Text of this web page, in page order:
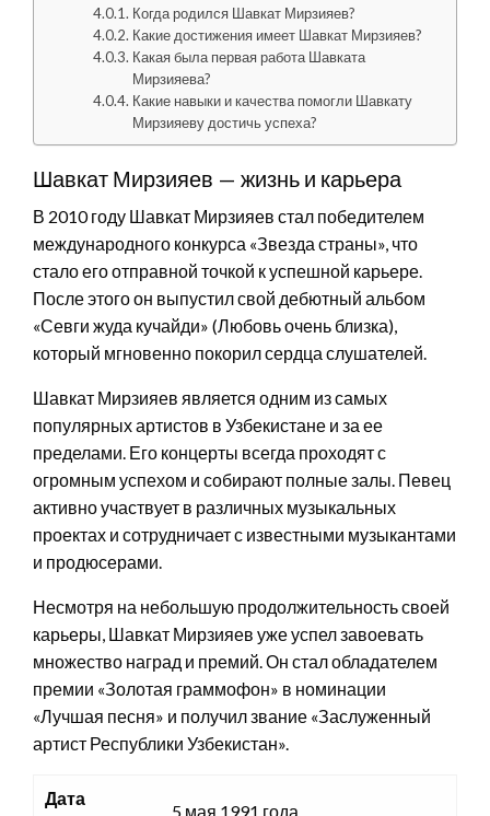
Когда родился Шавкат Мирзияев?
Какие достижения имеет Шавкат Мирзияев?
Какая была первая работа Шавката
Мирзияева?
Какие навыки и качества помогли Шавкату
Мирзияеву достичь успеха?
Шавкат Мирзияев — жизнь и карьера
В 2010 году Шавкат Мирзияев стал победителем
международного конкурса «Звезда страны», что
стало его отправной точкой к успешной карьере.
После этого он выпустил свой дебютный альбом
«Севги жуда кучайди» (Любовь очень близка),
который мгновенно покорил сердца слушателей.
Шавкат Мирзияев является одним из самых
популярных артистов в Узбекистане и за ее
пределами. Его концерты всегда проходят с
огромным успехом и собирают полные залы. Певец
активно участвует в различных музыкальных
проектах и сотрудничает с известными музыкантами
и продюсерами.
Несмотря на небольшую продолжительность своей
карьеры, Шавкат Мирзияев уже успел завоевать
множество наград и премий. Он стал обладателем
премии «Золотая граммофон» в номинации
«Лучшая песня» и получил звание «Заслуженный
артист Республики Узбекистан».
Дата
5 мая 1991 года